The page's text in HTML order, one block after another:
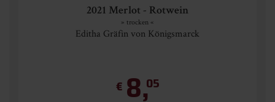
2021 Merlot - Rotwein
» trocken «
Editha Gräfin von Königsmarck
€ 8,05